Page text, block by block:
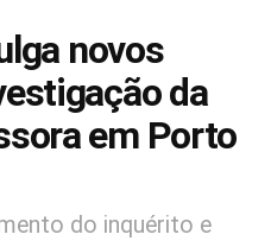
novos
da
em Porto
do inquérito e